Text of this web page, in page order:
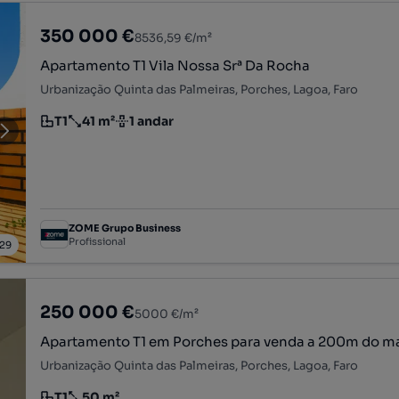
29
350 000 €8536,59 €/m²
Apartamento T1 Vila Nossa Srª Da Rocha
Urbanização Quinta das Palmeiras, Porches, Lagoa, Faro
Tipologia
T1
Preço por metro quadrado
41 m²
Andar 1 andar
ZOME Grupo Business
Profissional
250 000 €5000 €/m²
Apartamento T1 em Porches para venda a 200m do
Urbanização Quinta das Palmeiras, Porches, Lagoa, Faro